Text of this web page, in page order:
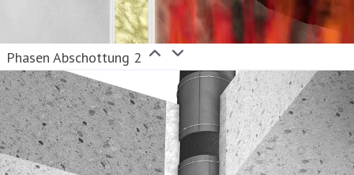
Phasen Abschottung 2